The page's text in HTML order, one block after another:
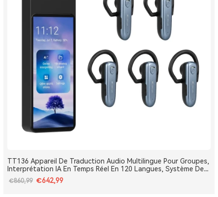
TT136 Appareil De Traduction Audio Multilingue Pour Groupes,
Interprétation IA En Temps Réel En 120 Langues, Système De
Traduction Pour Tours Et Conférences One-To-Many, Diffusion
Double Canal, Longue Portée 2.4G
€860,99 €642,99